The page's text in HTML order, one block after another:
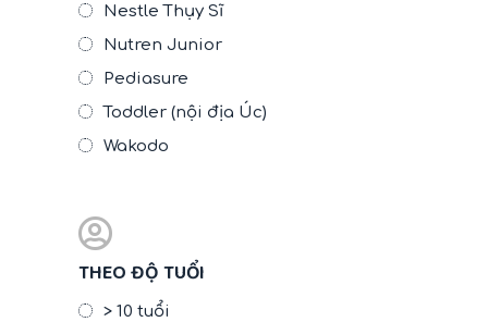
Nestle Thụy Sĩ
Nutren Junior
Pediasure
Toddler (nội địa Úc)
Wakodo
THEO ĐỘ TUỔI
> 10 tuổi